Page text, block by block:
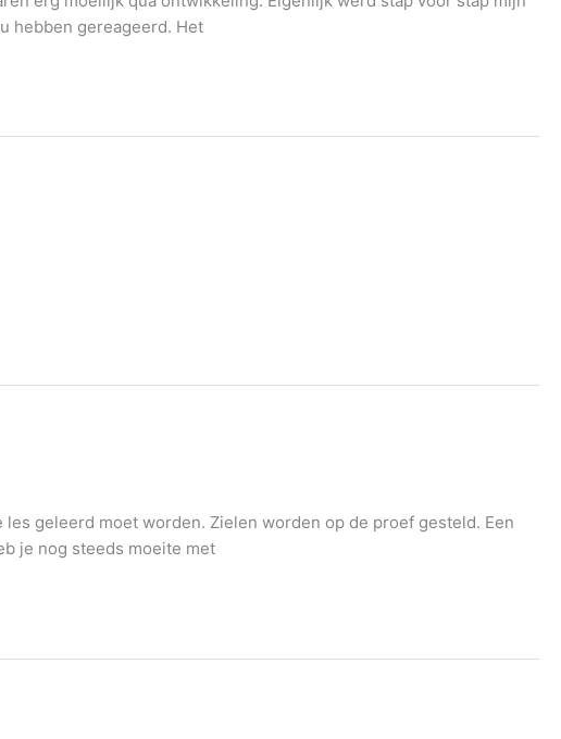
hebben gereageerd. Het
geleerd moet worden. Zielen worden op de proef gesteld. Een
je nog steeds moeite met